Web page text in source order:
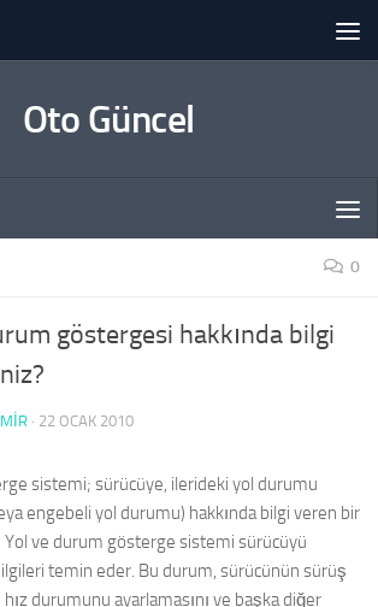
Oto Güncel
0
göstergesi hakkında bilgi
· 22 OCAK 2010
sistemi; sürücüye, ilerideki yol durumu
engebeli yol durumu) hakkında bilgi veren bir
Yol ve durum gösterge sistemi sürücüyü
temin eder. Bu durum, sürücünün sürüş
durumunu ayarlamasını ve başka diğer